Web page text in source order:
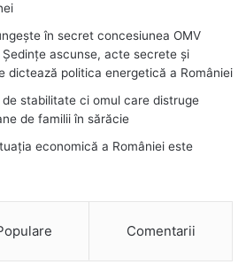
în secret concesiunea OMV
ascunse, acte secrete și
dictează politica energetică a României
stabilitate ci omul care distruge
de familii în sărăcie
economică a României este
Comentarii